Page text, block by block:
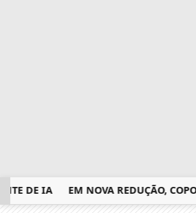
DE IA EM NOVA REDUÇÃO, COPOM